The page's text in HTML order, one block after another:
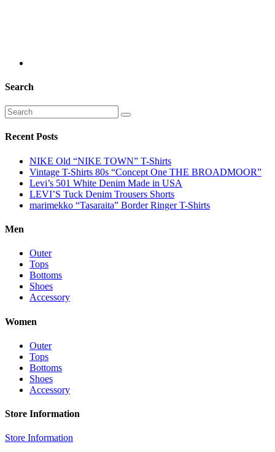
Search
Recent Posts
NIKE Old “NIKE TOWN” T-Shirts
Vintage T-Shirts 80s “Concept One THE BROADMOOR”
Levi’s 501 White Denim Made in USA
LEVI’S Tuck Denim Trousers Shorts
marimekko “Tasaraita” Border Ringer T-Shirts
Men
Outer
Tops
Bottoms
Shoes
Accessory
Women
Outer
Tops
Bottoms
Shoes
Accessory
Store Information
Store Information